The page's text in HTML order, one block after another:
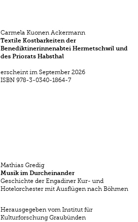
Carmela Kuonen Ackermann
Textile Kostbarkeiten der
Benediktinerinnenabtei Hermetschwil und
des Priorats Habsthal
erscheint im September 2026
ISBN 978-3-0340-1864-7
Mathias Gredig
Musik im Durcheinander
Geschichte der Engadiner Kur- und
Hotelorchester mit Ausflügen nach Böhmen
Herausgegeben vom Institut für
Kulturforschung Graubünden